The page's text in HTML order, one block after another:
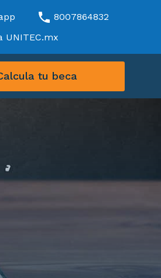
8007864832
UNITEC.mx
tu beca